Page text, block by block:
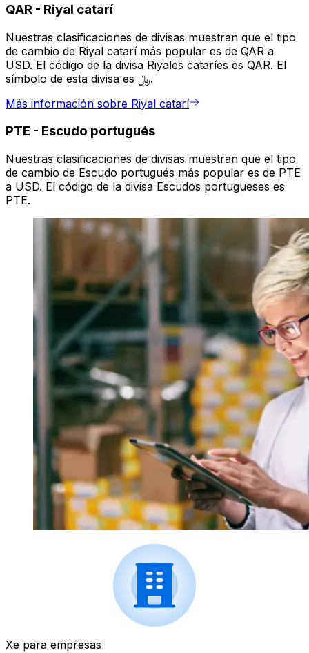
QAR - Riyal catarí
Nuestras clasificaciones de divisas muestran que el tipo
de cambio de Riyal catarí más popular es de QAR a
USD. El código de la divisa Riyales cataríes es QAR. El
símbolo de esta divisa es ﷼.
Más información sobre Riyal catarí
PTE - Escudo portugués
Nuestras clasificaciones de divisas muestran que el tipo
de cambio de Escudo portugués más popular es de PTE
a USD. El código de la divisa Escudos portugueses es
PTE.
Xe para empresas